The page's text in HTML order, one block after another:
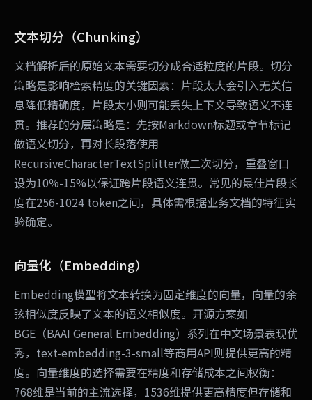
文本切分（Chunking）
文档解析后的原始文本需要切分成合适粒度的片段。切分
策略是影响检索精度的关键因素：片段太大会引入无关信
息降低精确度，片段太小则可能丢失上下文导致语义不连
贯。推荐的分层策略是：先按Markdown标题或章节标记
做语义切分，再对长段落使用
RecursiveCharacterTextSplitter做二次切分，重叠窗口
设为10%-15%以保证跨片段语义连贯。常见的最佳片段长
度在256-1024 token之间，具体需根据业务文档的特征实
验确定。
向量化（Embedding）
Embedding模型将文本转换为固定维度的向量，向量的余
弦相似度反映了文本的语义相似度。开源方案如
BGE（BAAI General Embedding）系列在中文场景表现优
秀，text-embedding-3-small等商用API则提供更高的精
度。向量维度的选择需要在精度和存储成本之间权衡：
768维是当前的主流选择，1536维提供更高精度但存储和